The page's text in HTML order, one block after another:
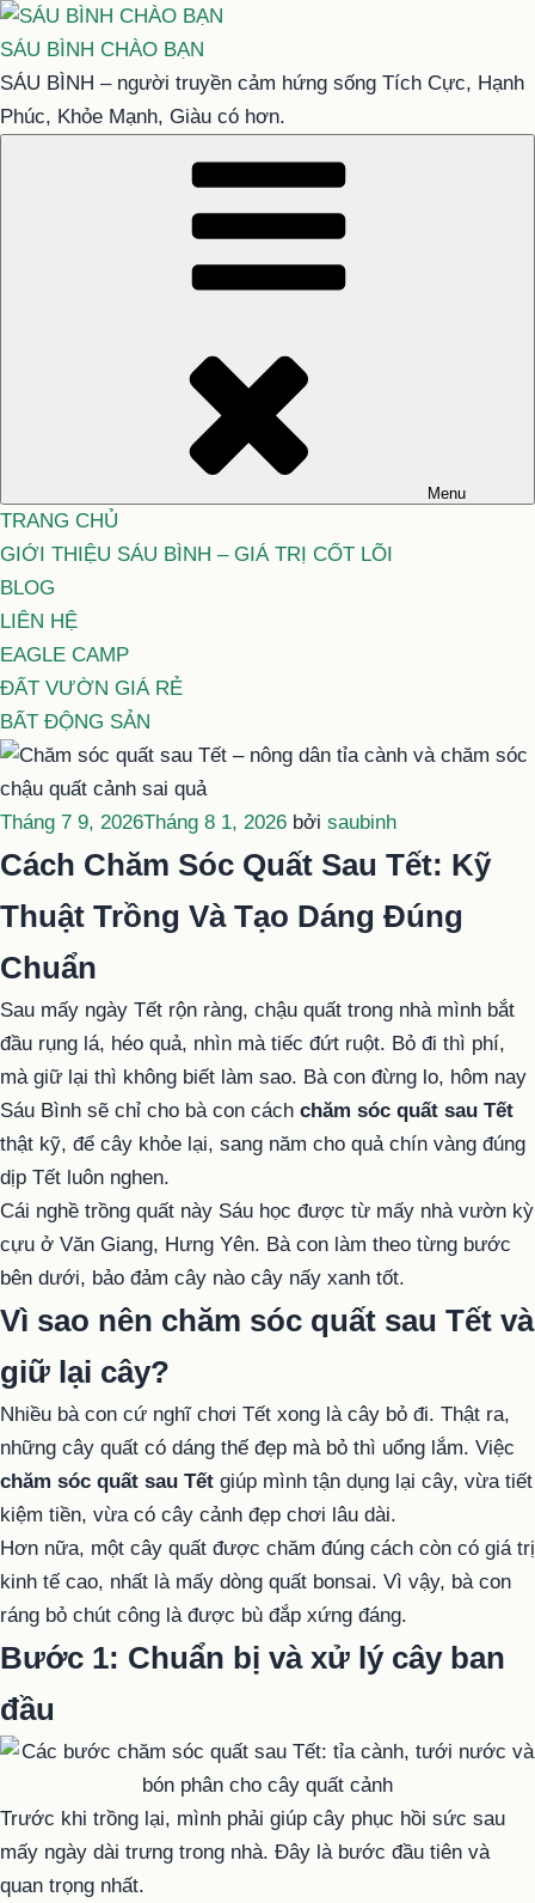
Chuyển
đến
phần
nội
SÁU BÌNH CHÀO BẠN
SÁU BÌNH – người truyền cảm hứng sống Tích Cực, Hạnh
Phúc, Khỏe Mạnh, Giàu có hơn.
Menu
TRANG CHỦ
GIỚI THIỆU SÁU BÌNH – GIÁ TRỊ CỐT LÕI
BLOG
LIÊN HỆ
EAGLE CAMP
ĐẤT VƯỜN GIÁ RẺ
BẤT ĐỘNG SẢN
Đăng
trong
Tháng 7 9, 2026Tháng 8 1, 2026 bởi saubinh
Cách Chăm Sóc Quất Sau Tết: Kỹ
Thuật Trồng Và Tạo Dáng Đúng
Chuẩn
Sau mấy ngày Tết rộn ràng, chậu quất trong nhà mình bắt
đầu rụng lá, héo quả, nhìn mà tiếc đứt ruột. Bỏ đi thì phí,
mà giữ lại thì không biết làm sao. Bà con đừng lo, hôm nay
Sáu Bình sẽ chỉ cho bà con cách chăm sóc quất sau Tết
thật kỹ, để cây khỏe lại, sang năm cho quả chín vàng đúng
dịp Tết luôn nghen.
Cái nghề trồng quất này Sáu học được từ mấy nhà vườn kỳ
cựu ở Văn Giang, Hưng Yên. Bà con làm theo từng bước
bên dưới, bảo đảm cây nào cây nấy xanh tốt.
Vì sao nên chăm sóc quất sau Tết và
giữ lại cây?
Nhiều bà con cứ nghĩ chơi Tết xong là cây bỏ đi. Thật ra,
những cây quất có dáng thế đẹp mà bỏ thì uổng lắm. Việc
chăm sóc quất sau Tết giúp mình tận dụng lại cây, vừa tiết
kiệm tiền, vừa có cây cảnh đẹp chơi lâu dài.
Hơn nữa, một cây quất được chăm đúng cách còn có giá trị
kinh tế cao, nhất là mấy dòng quất bonsai. Vì vậy, bà con
ráng bỏ chút công là được bù đắp xứng đáng.
Bước 1: Chuẩn bị và xử lý cây ban
đầu
Trước khi trồng lại, mình phải giúp cây phục hồi sức sau
mấy ngày dài trưng trong nhà. Đây là bước đầu tiên và
quan trọng nhất.